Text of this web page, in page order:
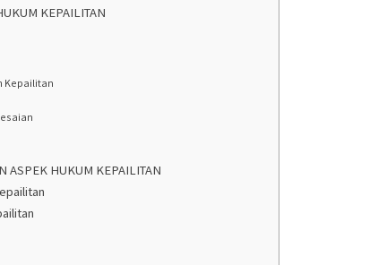
KEPAILITAN
Kepailitan
ASPEK HUKUM KEPAILITAN